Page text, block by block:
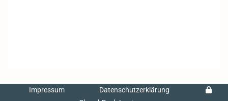
Impressum
Datenschutzerklärung